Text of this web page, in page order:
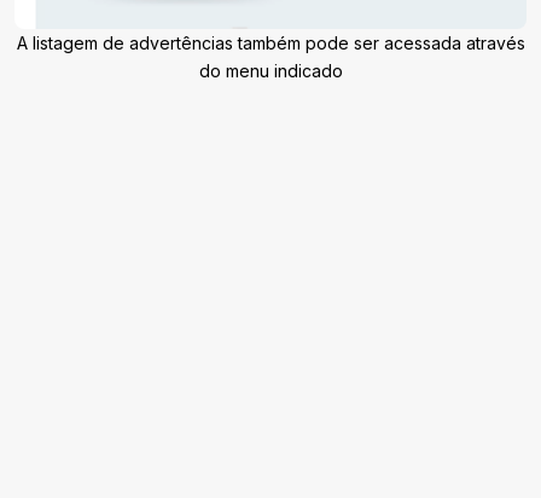
A listagem de advertências também pode ser acessada através
do menu indicado